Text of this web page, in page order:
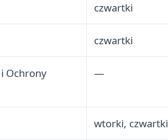
czwartki
czwartki
Ochrony
—
wtorki, czwartki